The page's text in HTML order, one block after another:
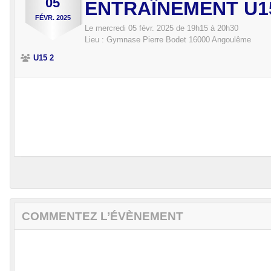
FÉVR. 2025 ENTRAÎNEMENT
Le mercredi 05 févr. 2025 de 19h15 à 20h30
Lieu : Gymnase Pierre Bodet 16000 Angoulême
U15 2
COMMENTEZ L’ÉVÈNEMENT